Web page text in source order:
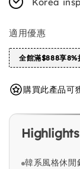
適用優惠
全館滿$888享8%
購買此產品
Highlights
韓系風格休閒